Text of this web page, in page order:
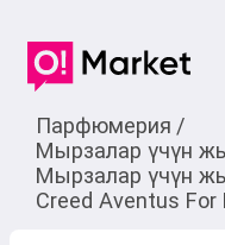
Парфюмерия /
Мырзалар үчүн
Мырзалар үчүн
Creed Aventus